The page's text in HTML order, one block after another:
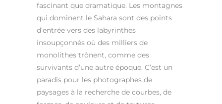
fascinant que dramatique. Les montagnes
qui dominent le Sahara sont des points
d’entrée vers des labyrinthes
insoupçonnés où des milliers de
monolithes trônent, comme des
survivants d’une autre époque. C’est un
paradis pour les photographes de
paysages à la recherche de courbes, de